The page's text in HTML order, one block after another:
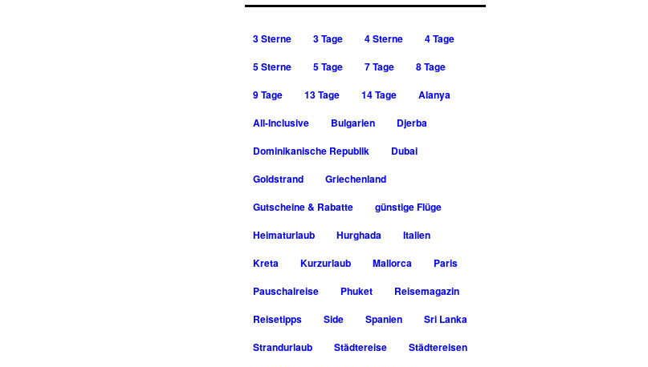
3 Sterne 3 Tage 4 Sterne
4 Tage
5 Sterne
5 Tage 7 Tage
8 Tage
9 Tage
13 Tage 14 Tage
Alanya
All-Inclusive
Bulgarien
Djerba
Dominikanische Republik
Dubai
Goldstrand
Griechenland
Gutscheine & Rabatte
günstige Flüge
Heimaturlaub
Hurghada
Italien
Kreta
Kurzurlaub Mallorca
Paris
Pauschalreise
Phuket
Reisemagazin
Reisetipps
Side Spanien
Sri Lanka
Strandurlaub
Städtereise
Städtereisen